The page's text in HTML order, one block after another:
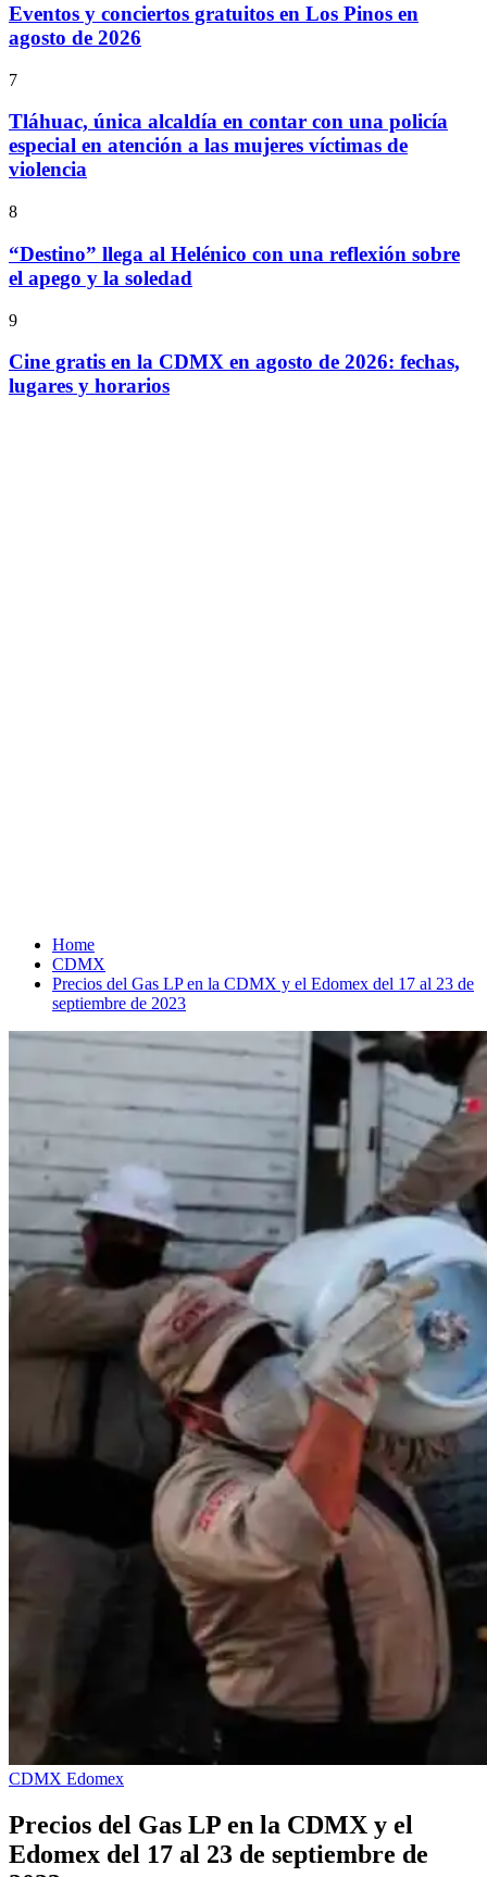
Eventos y conciertos gratuitos en Los Pinos en
agosto de 2026
7
Tláhuac, única alcaldía en contar con una policía
especial en atención a las mujeres víctimas de
violencia
8
“Destino” llega al Helénico con una reflexión sobre
el apego y la soledad
9
Cine gratis en la CDMX en agosto de 2026: fechas,
lugares y horarios
Home
CDMX
Precios del Gas LP en la CDMX y el Edomex del 17 al 23 de
septiembre de 2023
CDMX Edomex
Precios del Gas LP en la CDMX y el
Edomex del 17 al 23 de septiembre de